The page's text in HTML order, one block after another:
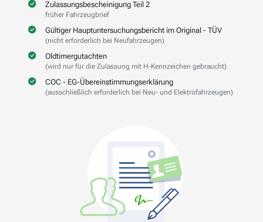
Zulassungsbescheinigung Teil 2
früher Fahrzeugbrief
Gültiger Hauptuntersuchungsbericht im Original - TÜV
(nicht erforderlich bei Neufahrzeugen)
Oldtimergutachten
(wird nur für die Zulassung mit H-Kennzeichen gebraucht)
COC - EG-Übereinstimmungserklärung
(ausschließlich erforderlich bei Neu- und Elektrofahrzeugen)